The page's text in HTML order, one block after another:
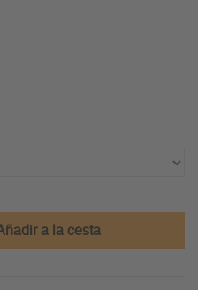
a la cesta